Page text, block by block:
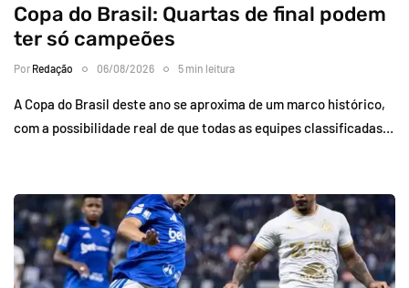
Copa do Brasil: Quartas de final podem
ter só campeões
Por Redação 06/08/2026 5 min leitura
A Copa do Brasil deste ano se aproxima de um marco histórico,
com a possibilidade real de que todas as equipes classificadas…